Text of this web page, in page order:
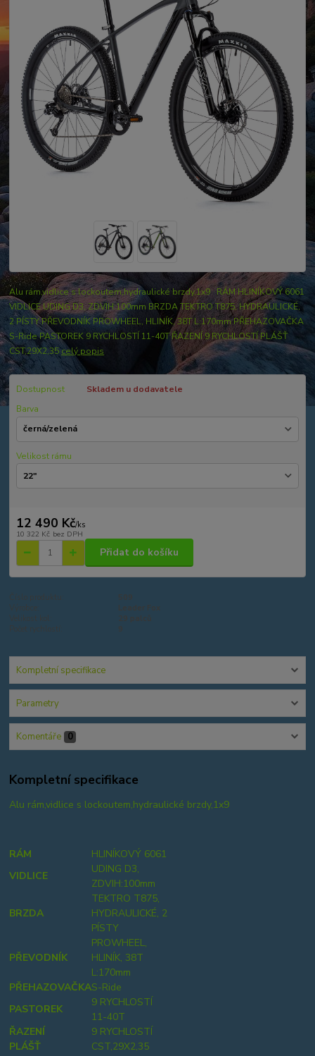
Alu rám,vidlice s lockoutem,hydraulické brzdy,1x9 RÁM HLINÍKOVÝ 6061
VIDLICE UDING D3, ZDVIH:100mm BRZDA TEKTRO T875, HYDRAULICKÉ,
2 PÍSTY PŘEVODNÍK PROWHEEL, HLINÍK, 38T L:170mm PŘEHAZOVAČKA
S-Ride PASTOREK 9 RYCHLOSTÍ 11-40T ŘAZENÍ 9 RYCHLOSTÍ PLÁŠŤ
CST,29X2,35celý popis
Dostupnost
Skladem u dodavatele
Barva
Velikost rámu
12 490 Kč/ks
10 322 Kč bez DPH
Přidat do košíku
Kompletní specifikace
Parametry
Komentáře 0
Kompletní specifikace
Alu rám,vidlice s lockoutem,hydraulické brzdy,1x9
RÁM
HLINÍKOVÝ 6061
VIDLICE
UDING D3,
ZDVIH:100mm
BRZDA
TEKTRO T875,
HYDRAULICKÉ, 2
PÍSTY
PŘEVODNÍK
PROWHEEL,
HLINÍK, 38T
L:170mm
PŘEHAZOVAČKAS-Ride
PASTOREK
9 RYCHLOSTÍ
11-40T
ŘAZENÍ
9 RYCHLOSTÍ
PLÁŠŤ
CST,29X2,35